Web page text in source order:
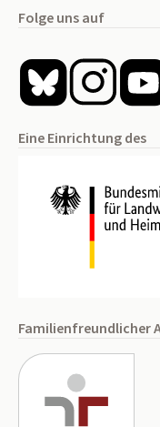
Folge uns auf
Eine Einrichtung des
Familienfreundlicher